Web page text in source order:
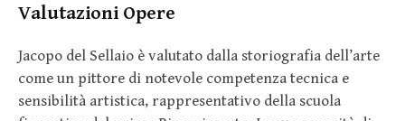
Valutazioni Opere
Jacopo del Sellaio è valutato dalla storiografia dell’arte
come un pittore di notevole competenza tecnica e
sensibilità artistica, rappresentativo della scuola